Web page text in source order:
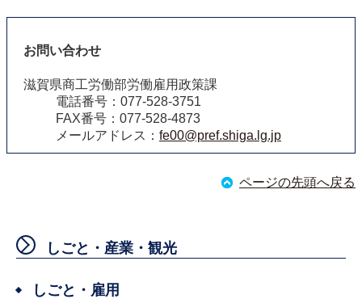
お問い合わせ
滋賀県商工労働部労働雇用政策課
電話番号：077-528-3751
FAX番号：077-528-4873
メールアドレス： fe00@pref.shiga.lg.jp
ページの先頭へ戻る
しごと・産業・観光
しごと・雇用